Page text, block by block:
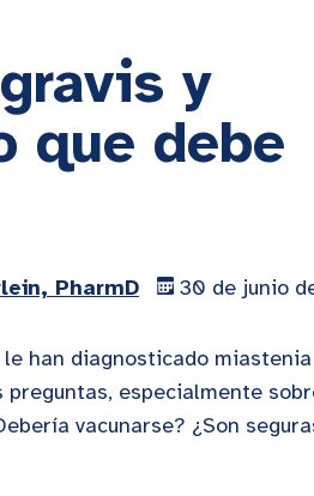
y
que debe
PharmD 30 de junio
han diagnosticado miastenia
preguntas, especialmente
vacunarse? ¿Son